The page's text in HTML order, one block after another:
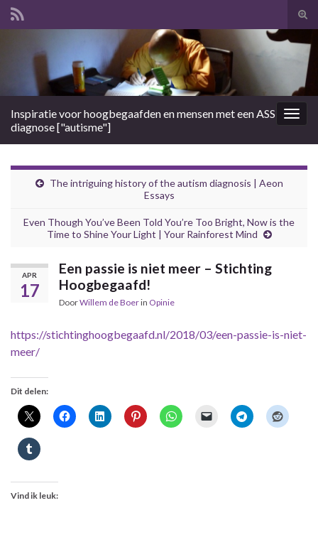
Search for:
Inspiratie voor hoogbegaafden en mensen met een ASS
diagnose ["autisme"]
The intriguing history of the autism diagnosis | Aeon
Essays
Even Though You’ve Been Told You’re Too Bright, Now is the
Time to Shine Your Light | Your Rainforest Mind
APR
17
Een passie is niet meer – Stichting
Hoogbegaafd!
DoorWillem de Boerin Opinie
https://stichtinghoogbegaafd.nl/2018/03/een-passie-is-niet-
meer/
Dit delen:
Vind ik leuk: